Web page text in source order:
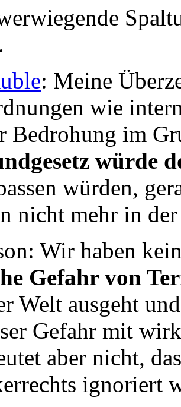
: Meine
wie
Bedrohung im
würde
würden,
nicht mehr in der
Wir haben
Gefahr von
Welt ausgeht
Gefahr mit
aber nicht,
ignoriert